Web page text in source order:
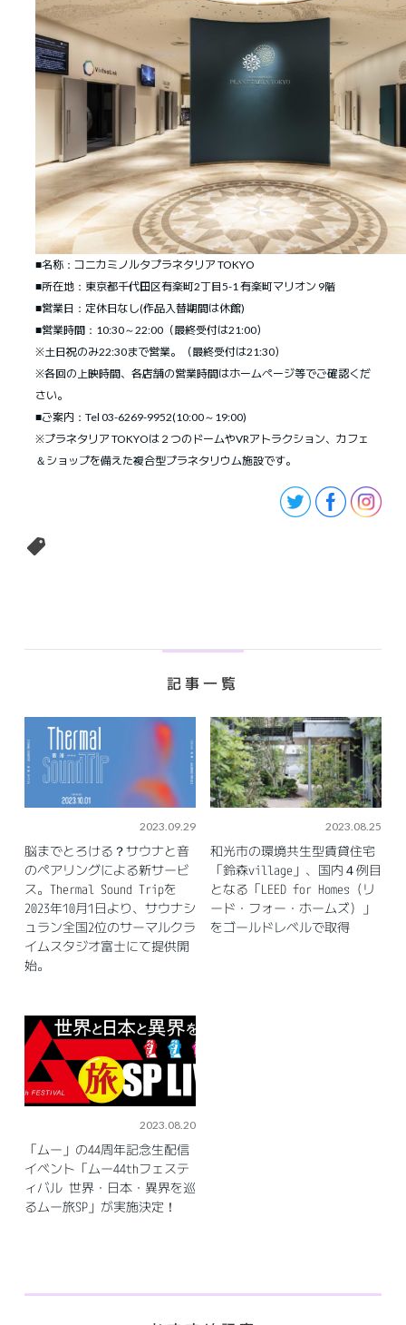
■名称：コニカミノルタプラネタリア TOKYO
■所在地：東京都千代田区有楽町2丁目5-1 有楽町マリオン 9階
■営業日：定休日なし(作品入替期間は休館)
■営業時間：10:30～22:00（最終受付は21:00）
※土日祝のみ22:30まで営業。（最終受付は21:30）
※各回の上映時間、各店舗の営業時間はホームページ等でご確認くだ
さい。
■ご案内：Tel 03-6269-9952(10:00～19:00)
※プラネタリア TOKYOは２つのドームやVRアトラクション、カフェ
＆ショップを備えた複合型プラネタリウム施設です。
記事一覧
2023.09.29
脳までとろける？サウナと音
のペアリングによる新サービ
ス。Thermal Sound Tripを
2023年10月1日より、サウナシ
ュラン全国2位のサーマルクラ
イムスタジオ富士にて提供開
始。
2023.08.25
和光市の環境共生型賃貸住宅
「鈴森village」、国内４例目
となる「LEED for Homes（リ
ード・フォー・ホームズ）」
をゴールドレベルで取得
2023.08.20
「ムー」の44周年記念生配信
イベント「ムー44thフェステ
ィバル 世界・日本・異界を巡
るムー旅SP」が実施決定！